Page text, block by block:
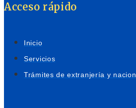
Acceso rápido
Inicio
Servicios
Trámites de extranjería y